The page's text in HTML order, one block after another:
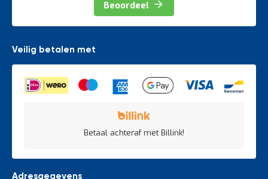
Beoordeel
Veilig betalen met
Betaal achteraf met Billink!
Adresgegevens